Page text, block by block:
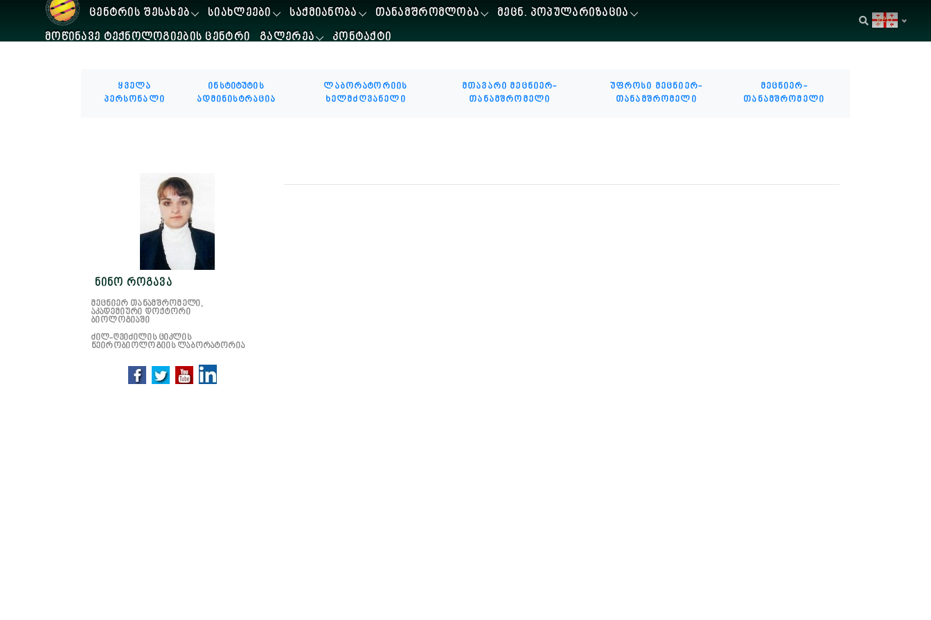
ᲪᲔᲜᲢᲠᲘᲡ ᲨᲔᲡᲐᲮᲔᲑ ᲡᲘᲐᲮᲚᲔᲔᲑᲘ ᲡᲐᲥᲛᲘᲐᲜᲝᲑᲐ ᲗᲐᲜᲐᲛᲨᲠᲝᲛᲚᲝᲑᲐ
ᲛᲔᲪᲜ. ᲞᲝᲞᲣᲚᲐᲠᲘᲖᲐᲪᲘᲐ
ᲛᲝᲬᲘᲜᲐᲕᲔ ᲢᲔᲥᲜᲝᲚᲝᲒᲘᲔᲑᲘᲡ ᲪᲔᲜᲢᲠᲘ
ᲒᲐᲚᲔᲠᲔᲐ ᲙᲝᲜᲢᲐᲥᲢᲘ
geo
ყველა
პერსონალი
ინსტიტუტის
ადმინისტრაცია
ლაბორატორიის
ხელმძღვანელი
მთავარი მეცნიერ-
თანამშრომელი
უფროსი მეცნიერ-
თანამშრომელი
მეცნიერ-
თანამშრომელი
ნინო როგავა
მეცნიერ თანამშრომელი,
აკადემიური დოქტორი
ბიოლოგიაში
ძილ-ღვიძილის ციკლის
ნეირობიოლოგიის ლაბორატორია